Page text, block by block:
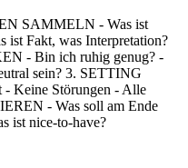
SAMMELN - Was ist
ist Fakt, was Interpretation?
- Bin ich ruhig genug? -
sein? 3. SETTING
Keine Störungen - Alle
- Was soll am Ende
ist nice-to-have?